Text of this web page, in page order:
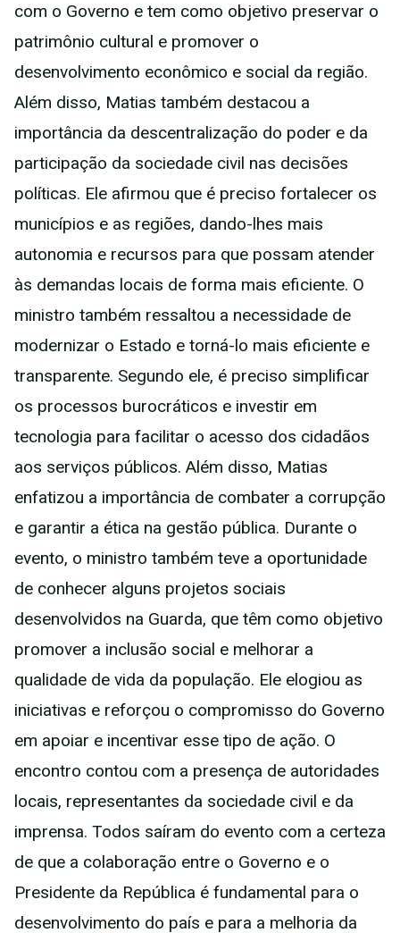
com o Governo e tem como objetivo preservar o
patrimônio cultural e promover o
desenvolvimento econômico e social da região.
Além disso, Matias também destacou a
importância da descentralização do poder e da
participação da sociedade civil nas decisões
políticas. Ele afirmou que é preciso fortalecer os
municípios e as regiões, dando-lhes mais
autonomia e recursos para que possam atender
às demandas locais de forma mais eficiente. O
ministro também ressaltou a necessidade de
modernizar o Estado e torná-lo mais eficiente e
transparente. Segundo ele, é preciso simplificar
os processos burocráticos e investir em
tecnologia para facilitar o acesso dos cidadãos
aos serviços públicos. Além disso, Matias
enfatizou a importância de combater a corrupção
e garantir a ética na gestão pública. Durante o
evento, o ministro também teve a oportunidade
de conhecer alguns projetos sociais
desenvolvidos na Guarda, que têm como objetivo
promover a inclusão social e melhorar a
qualidade de vida da população. Ele elogiou as
iniciativas e reforçou o compromisso do Governo
em apoiar e incentivar esse tipo de ação. O
encontro contou com a presença de autoridades
locais, representantes da sociedade civil e da
imprensa. Todos saíram do evento com a certeza
de que a colaboração entre o Governo e o
Presidente da República é fundamental para o
desenvolvimento do país e para a melhoria da